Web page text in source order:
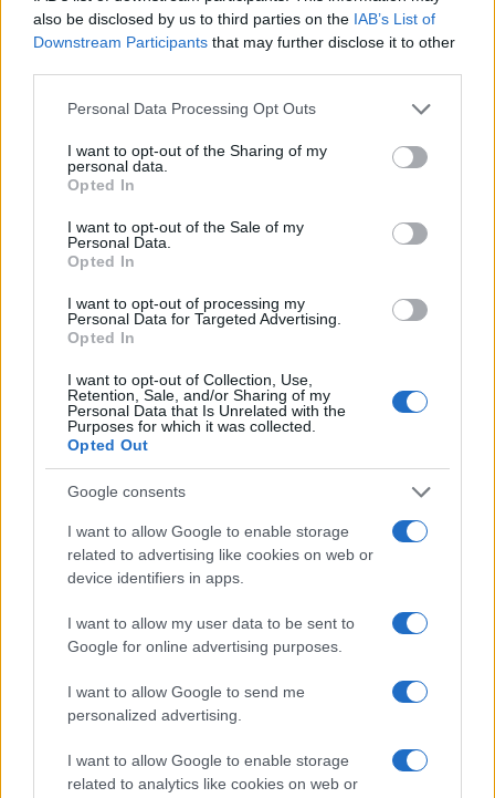
also be disclosed by us to third parties on the IAB’s List of
Downstream Participants that may further disclose it to other
Please note that this website/app uses one or more Google
not limited to your visit or usage behaviour. You may click to
grant or deny consent to Google and its third-party tags to
use your data for below specified purposes in below Google
consent section.
Personal Data Processing Opt Outs
I want to opt-out of the Sharing of my
personal data.
Opted In
I want to opt-out of the Sale of my
Personal Data.
Opted In
I want to opt-out of processing my
Personal Data for Targeted Advertising.
Opted In
I want to opt-out of Collection, Use,
Retention, Sale, and/or Sharing of my
Personal Data that Is Unrelated with the
Purposes for which it was collected.
Opted Out
Google consents
I want to allow Google to enable storage
related to advertising like cookies on web or
device identifiers in apps.
I want to allow my user data to be sent to
Google for online advertising purposes.
I want to allow Google to send me
personalized advertising.
I want to allow Google to enable storage
related to analytics like cookies on web or
κρουσμάτων και εισαγωγών στα νοσηλευτικά ιδρύματα.
Είναι χαρακτηριστικό ότι στα μέσα Ιουλίου οι
νοσηλευόμενοι ήταν λίγο περισσότεροι από 200, ενώ
430. Παράλληλα, καταγράφονται περί τις 100 νέες
εισαγωγές την ημέρα στα νοσηλευτικά ιδρύματα. Προς
το παρόν, βέβαια, οι εισαγωγές παραμένουν στην
να παρατηρείται αύξηση των διασωληνώσεων και του
αριθμού ασθενών που χρειάζονται ΜΕΘ. Με ενδιαφέρον
που θα αποτυπώνει τη διασπορά της νέας
υποπαραλλαγής – μέχρι και την περασμένη εβδομάδα